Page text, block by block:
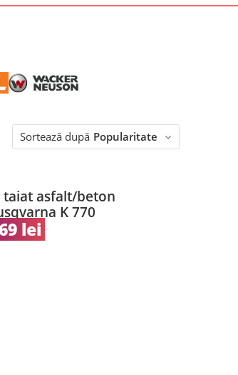
Sortează după Popularitate
taiat asfalt/beton
K 770
lei